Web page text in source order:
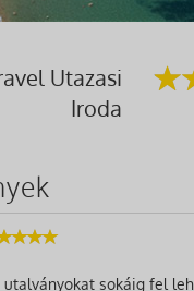
Utazasi
Iroda
utalványokat sokáig fel